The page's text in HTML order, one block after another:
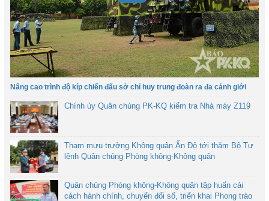
Nâng cao trình độ kíp chiến đấu sở chỉ huy trung đoàn ra đa cảnh giới
Chính ủy Quân chủng PK-KQ kiểm tra Nhà máy Z119
Tham mưu trưởng Không quân Ấn Độ tới thăm Bộ Tư
lệnh Quân chủng Phòng không-Không quân
Quân chủng Phòng không-Không quân tập huấn cải
cách hành chính, chuyển đổi số, triển khai Phong trào